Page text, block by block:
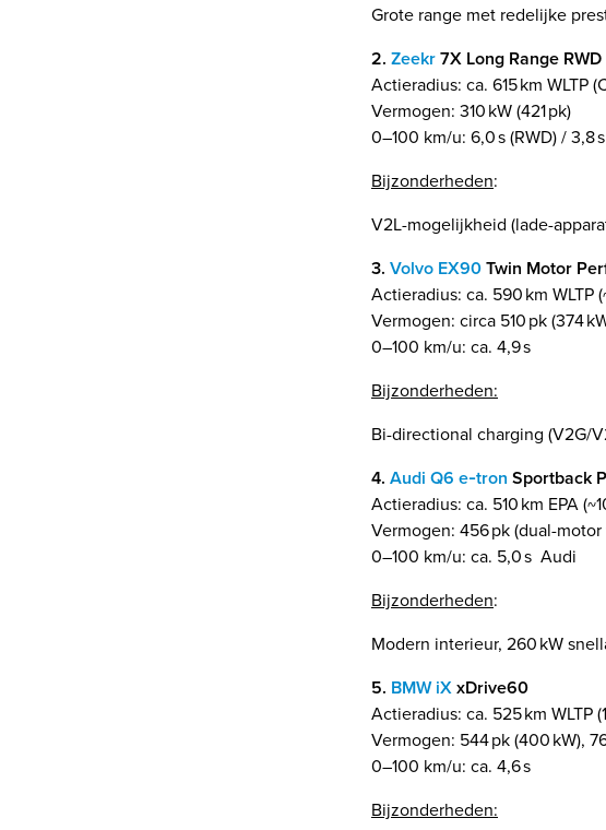
Grote range met redelijke
2. Zeekr7X Long Range RWD
Actieradius: ca. 615 km WLTP
Vermogen: 310 kW (421 pk)
0–100 km/u: 6,0 s (RWD) / 3,8
Bijzonderheden:
V2L-mogelijkheid (lade-
3. Volvo EX90Twin Motor
Actieradius: ca. 590 km WLTP
Vermogen: circa 510 pk (374
0–100 km/u: ca. 4,9 s
Bijzonderheden:
Bi-directional charging (V2G/
4. Audi Q6 e‑tron Sportback
Actieradius: ca. 510 km EPA
Vermogen: 456 pk (dual-
0–100 km/u: ca. 5,0 s Audi
Bijzonderheden:
Modern interieur, 260 kW
5. BMW iXxDrive60
Actieradius: ca. 525 km WLTP
Vermogen: 544 pk (400 kW),
0–100 km/u: ca. 4,6 s
Bijzonderheden: